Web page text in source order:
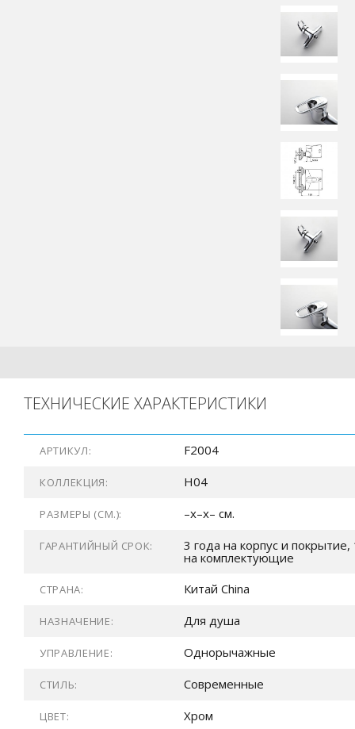
ТЕХНИЧЕСКИЕ ХАРАКТЕРИСТИКИ
АРТИКУЛ: F2004
КОЛЛЕКЦИЯ: H04
РАЗМЕРЫ (СМ.): –x–x– см.
ГАРАНТИЙНЫЙ СРОК:
3 года на корпус и покрытие,
на комплектующие
СТРАНА: Китай China
НАЗНАЧЕНИЕ: Для душа
УПРАВЛЕНИЕ: Однорычажные
СТИЛЬ: Современные
ЦВЕТ: Хром